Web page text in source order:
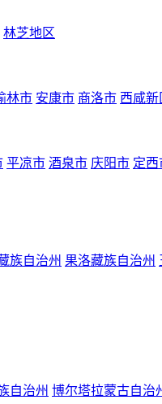
林芝地区
林市 安康市 商洛市 西咸新
平凉市 酒泉市 庆阳市 定西
族自治州 果洛藏族自治州
自治州 博尔塔拉蒙古自治